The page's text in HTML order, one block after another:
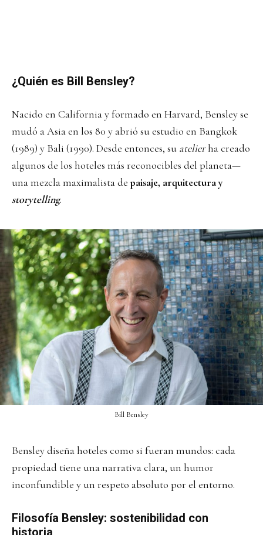
¿Quién es Bill Bensley?
Nacido en California y formado en Harvard, Bensley se
mudó a Asia en los 80 y abrió su estudio en Bangkok
(1989) y Bali (1990). Desde entonces, su atelierha creado
algunos de los hoteles más reconocibles del planeta—
una mezcla maximalista depaisaje, arquitectura y
storytelling.
Bill Bensley
Bensley diseña hoteles como si fueran mundos: cada
propiedad tiene una narrativa clara, un humor
inconfundible y un respeto absoluto por el entorno.
Filosofía Bensley: sostenibilidad con
historia